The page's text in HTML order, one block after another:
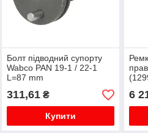
Болт підводний супорту
Wabco PAN 19-1 / 22-1
L=87 mm
311,61₴
Купити
6